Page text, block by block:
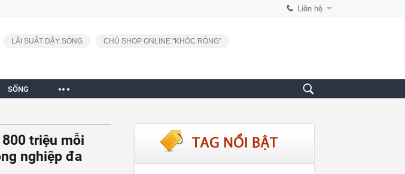
Liên hệ
LÃI SUẤT DẬY SÓNG CHỦ SHOP ONLINE "KHÓC RÒNG"
SỐNG
800 triệu mỗi
nghiệp đa